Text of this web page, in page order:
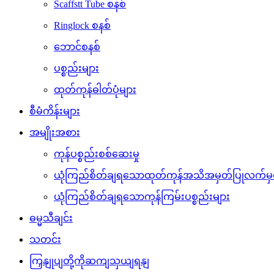
Scaffstt Tube စနစ်
Ringlock စနစ်
ဘောင်စနစ်
ပစ္စည်းများ
ထုတ်ကုန်ဓါတ်ပုံများ
စီမံကိန်းများ
အမျိုးအစား
ကုန်ပစ္စည်းစစ်ဆေးမှု
ယုံကြည်စိတ်ချရသောထုတ်ကုန်အသိအမှတ်ပြုလက်
ယုံကြည်စိတ်ချရသောကုန်ကြမ်းပစ္စည်းများ
ဓမ္မသီချင်း
သတင်း
ကြှနျုပျတို့ကိုဆကျသှယျရနျ